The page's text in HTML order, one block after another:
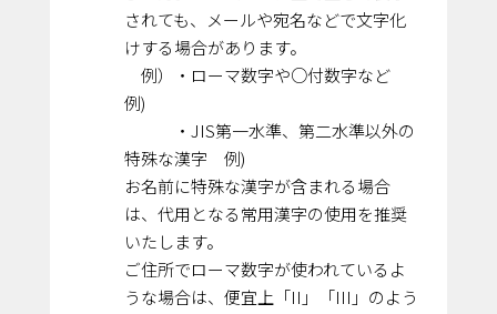
されても、メールや宛名などで文字化
けする場合があります。
例）・ローマ数字や○付数字など
例)
・JIS第一水準、第二水準以外の
特殊な漢字 例)
お名前に特殊な漢字が含まれる場合
は、代用となる常用漢字の使用を推奨
いたします。
ご住所でローマ数字が使われているよ
うな場合は、便宜上「II」「III」のよう